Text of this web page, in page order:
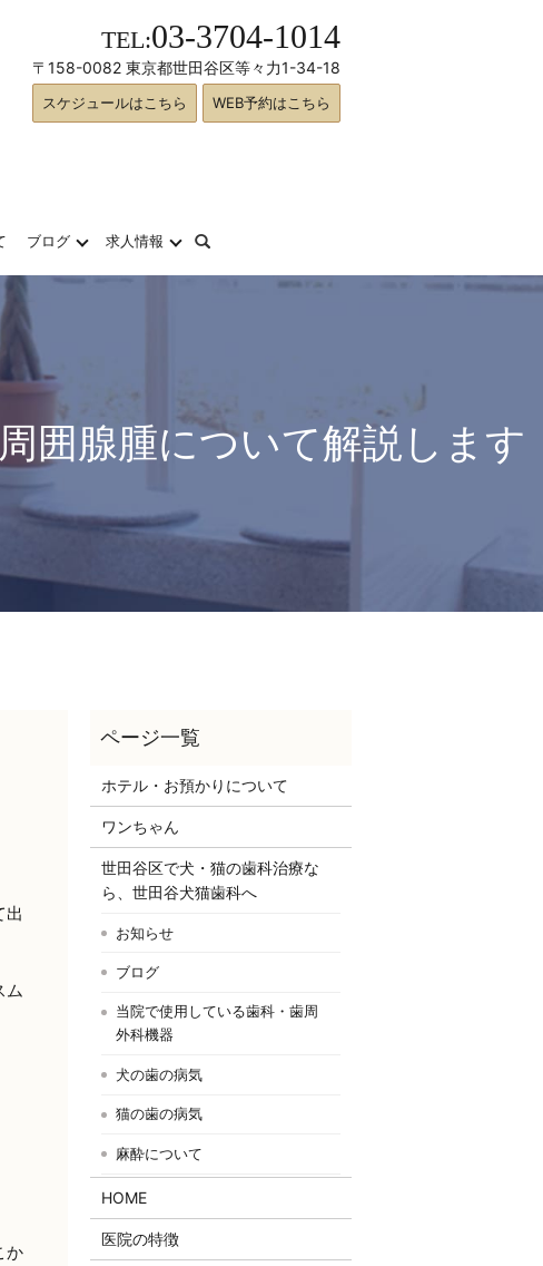
TEL:03-3704-1014
〒158-0082 東京都世田谷区等々力1-34-18
スケジュールはこちら WEB予約はこちら
ブログ 求人情報
囲腺腫について解説します
出
ム
か
ホテル・お預かりについて
ワンちゃん
世田谷区で犬・猫の歯科治療な
ら、世田谷犬猫歯科へ
お知らせ
ブログ
当院で使用している歯科・歯周
外科機器
犬の歯の病気
猫の歯の病気
麻酔について
HOME
医院の特徴